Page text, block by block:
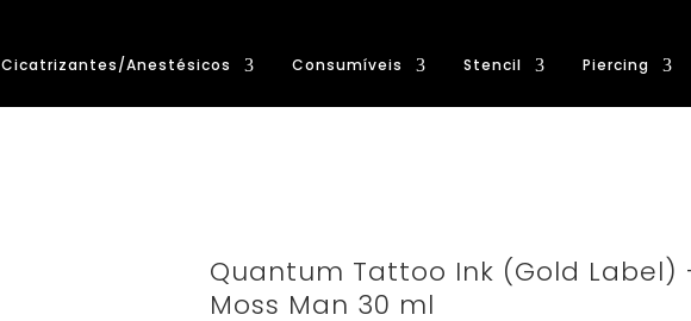
Cicatrizantes/Anestésicos Consumíveis Stencil Piercing
Quantum Tattoo Ink (Gold Label)
Moss Man 30 ml